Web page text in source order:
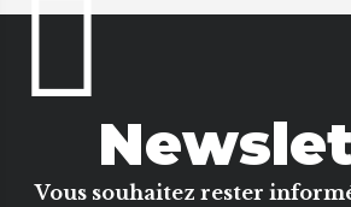
Vous souhaitez rester